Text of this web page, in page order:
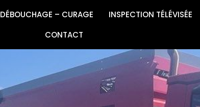
DÉBOUCHAGE – CURAGE INSPECTION TÉLÉVISÉE
CONTACT